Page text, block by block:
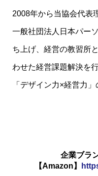
2008年から当協会代表
一般社団法人日本パー
ち上げ、経営の教習所
わせた経営課題解決を
「デザイン力×経営力
企業ブラ
【Amazon】